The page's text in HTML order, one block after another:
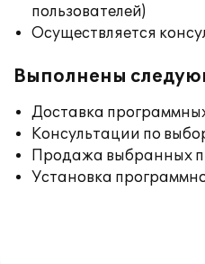
пользователей)
Осуществляется
Выполнены
Доставка
Консультации по
Продажа выбранных
Установка